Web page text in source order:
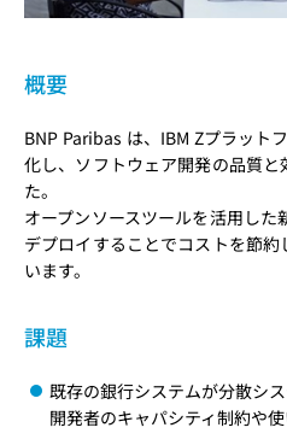
概要
BNP Paribas は、IBM Zプラット
化し、ソフトウェア開発の品質
た。
オープンソースツールを活用し
デプロイすることでコストを節
います。
課題
既存の銀行システムが分散シ
開発者のキャパシティ制約や